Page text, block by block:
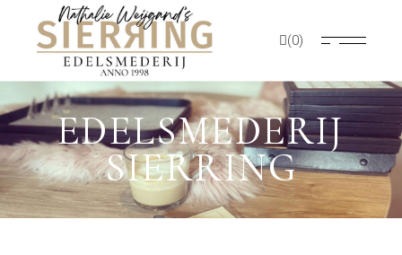
(0)
EDELSMEDERIJ
SIERRING